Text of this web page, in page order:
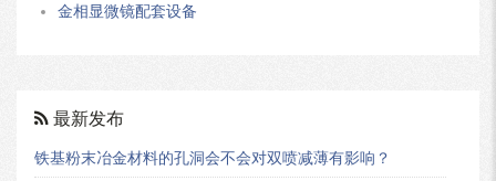
金相显微镜配套设备
最新发布
铁基粉末冶金材料的孔洞会不会对双喷减薄有影响？